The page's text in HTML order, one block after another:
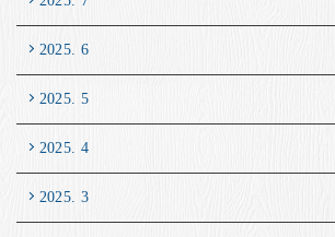
2025. 6
2025. 5
2025. 4
2025. 3